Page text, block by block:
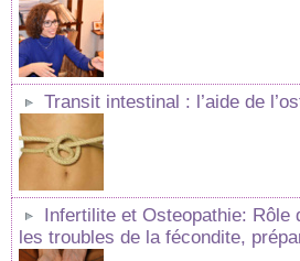
Transit intestinal : l’aide de
Infertilite et Osteopathie: Rôle
les troubles de la fécondite,